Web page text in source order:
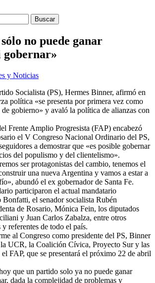
no puede ganar
gobernar»
y Noticias
Socialista (PS), Hermes Binner, afirmó en
política «se presenta por primera vez como
gobierno» y avaló la política de alianzas con
Frente Amplio Progresista (FAP) encabezó
el V Congreso Nacional Ordinario del PS,
a demostrar que «es posible gobernar
del populismo y del clientelismo».
ser protagonistas del cambio, tenemos el
una nueva Argentina y vamos a estar a
abundó el ex gobernador de Santa Fe.
participaron el actual mandatario
el senador socialista Rubén
de Rosario, Mónica Fein, los diputados
y Juan Carlos Zabalza, entre otros
referentes de todo el país.
al Congreso como presidente del PS, Binner
UCR, la Coalición Cívica, Proyecto Sur y las
FAP, que se presentará el próximo 22 de abril
que un partido solo ya no puede ganar
dada la complejidad de problemas y